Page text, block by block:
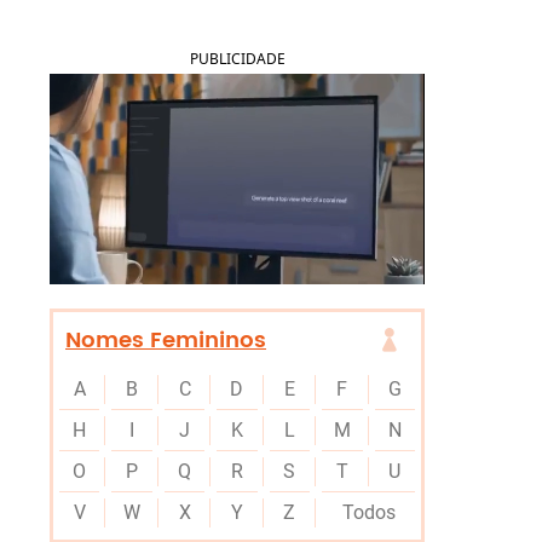
PUBLICIDADE
Nomes Femininos
A B C D E F
G
H
I J K L M
N
O
P Q R S T
U
V
W X Y Z Todos